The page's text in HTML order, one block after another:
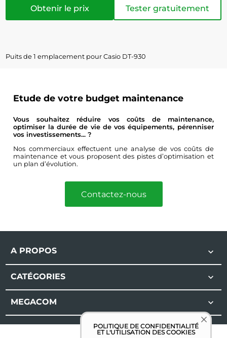
Obtenir le prix Tester gratuitement
Puits de 1 emplacement pour Casio DT-930
Etude de votre budget maintenance
Vous souhaitez réduire vos coûts de maintenance,
optimiser la durée de vie de vos équipements, pérenniser
vos investissements... ?
Nos commerciaux effectuent une analyse de vos coûts de
maintenance et vous proposent des pistes d’optimisation et
un plan d’évolution.
Contactez-nous
A PROPOS 
CATÉGORIES 
MEGACOM 
POLITIQUE DE CONFIDENTIALITÉ
ET L'UTILISATION DES COOKIES